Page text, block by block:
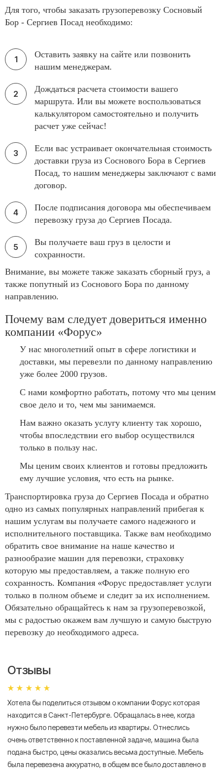
Для того, чтобы заказать грузоперевозку Сосновый
Бор - Сергиев Посад необходимо:
Оставить заявку на сайте или позвонить
нашим менеджерам.
Дождаться расчета стоимости вашего
маршрута. Или вы можете воспользоваться
калькулятором самостоятельно и получить
расчет уже сейчас!
Если вас устраивает окончательная стоимость
доставки груза из Соснового Бора в Сергиев
Посад, то нашим менеджеры заключают с вами
договор.
После подписания договора мы обеспечиваем
перевозку груза до Сергиев Посада.
Вы получаете ваш груз в целости и
сохранности.
Внимание, вы можете также заказать сборный груз, а
также попутный из Соснового Бора по данному
направлению.
Почему вам следует довериться именно
компании «Форус»
У нас многолетний опыт в сфере логистики и
доставки, мы перевезли по данному направлению
уже более 2000 грузов.
С нами комфортно работать, потому что мы ценим
свое дело и то, чем мы занимаемся.
Нам важно оказать услугу клиенту так хорошо,
чтобы впоследствии его выбор осуществился
только в пользу нас.
Мы ценим своих клиентов и готовы предложить
ему лучшие условия, что есть на рынке.
Транспортировка груза до Сергиев Посада и обратно
одно из самых популярных направлений прибегая к
нашим услугам вы получаете самого надежного и
исполнительного поставщика. Также вам необходимо
обратить свое внимание на наше качество и
разнообразие машин для перевозки, страховку
которую мы предоставляем, а также полную его
сохранность. Компания «Форус предоставляет услуги
только в полном объеме и следит за их исполнением.
Обязательно обращайтесь к нам за грузоперевозкой,
мы с радостью окажем вам лучшую и самую быструю
перевозку до необходимого адреса.
Отзывы
Хотела бы поделиться отзывом о компании Форус которая
находится в Санкт-Петербурге. Обращалась в нее, когда
нужно было перевезти мебель из квартиры. Отнеслись
очень ответственно к поставленной задаче, машина была
подана быстро, цены оказались весьма доступные. Мебель
была перевезена аккуратно, в общем все было доставлено в